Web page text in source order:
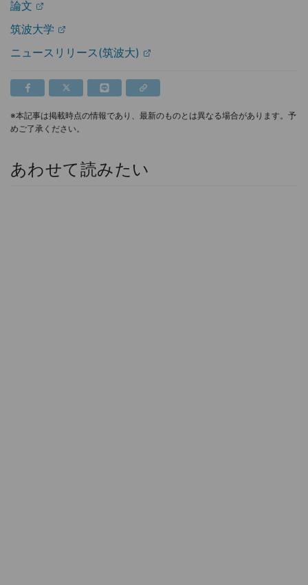
論文
筑波大学
ニュースリリース(筑波大)
※本記事は掲載時点の情報であり、最新のものとは異なる場合があります。予
めご了承ください。
あわせて読みたい